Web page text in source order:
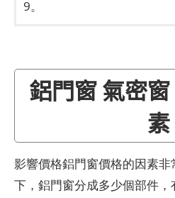
9。
鋁門窗 氣密
素
影響價格鋁門窗價格的因素
下，鋁門窗分成多少個部件